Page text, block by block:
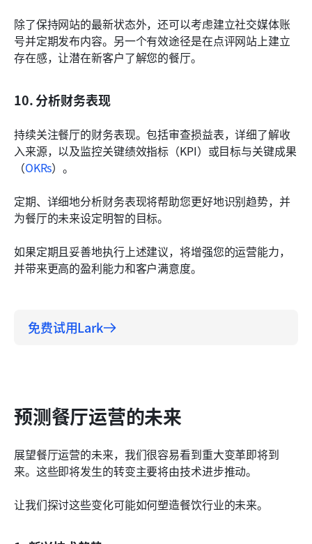
除了保持网站的最新状态外，还可以考虑建立社交媒体账
号并定期发布内容。另一个有效途径是在点评网站上建立
存在感，让潜在新客户了解您的餐厅。
10. 分析财务表现
持续关注餐厅的财务表现。包括审查损益表，详细了解收
入来源，以及监控关键绩效指标（KPI）或目标与关键成果
（OKRs）。
定期、详细地分析财务表现将帮助您更好地识别趋势，并
为餐厅的未来设定明智的目标。
如果定期且妥善地执行上述建议，将增强您的运营能力，
并带来更高的盈利能力和客户满意度。
免费试用Lark
预测餐厅运营的未来
展望餐厅运营的未来，我们很容易看到重大变革即将到
来。这些即将发生的转变主要将由技术进步推动。
让我们探讨这些变化可能如何塑造餐饮行业的未来。